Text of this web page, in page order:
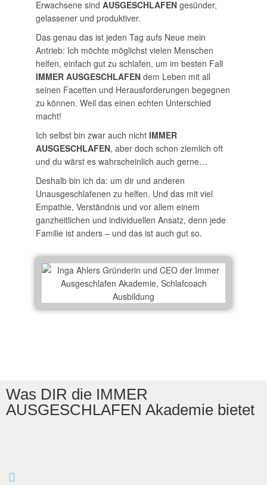
Erwachsene sind AUSGESCHLAFEN gesünder,
gelassener und produktiver.
Das genau das ist jeden Tag aufs Neue mein
Antrieb: Ich möchte möglichst vielen Menschen
helfen, einfach gut zu schlafen, um im besten Fall
IMMER AUSGESCHLAFEN dem Leben mit all
seinen Facetten und Herausforderungen begegnen
zu können. Weil das einen echten Unterschied
macht!
Ich selbst bin zwar auch nicht IMMER
AUSGESCHLAFEN, aber doch schon ziemlich oft
und du wärst es wahrscheinlich auch gerne…
Deshalb bin ich da: um dir und anderen
Unausgeschlafenen zu helfen. Und das mit viel
Empathie, Verständnis und vor allem einem
ganzheitlichen und individuellen Ansatz, denn jede
Familie ist anders – und das ist auch gut so.
Was DIR die IMMER
AUSGESCHLAFEN Akademie bietet